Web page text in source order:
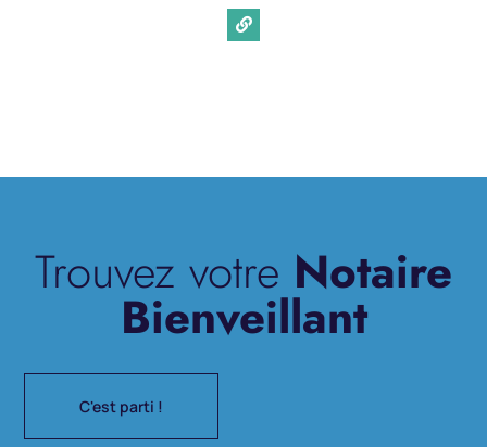
Entreprise
Trouvez votre Notaire
Bienveillant
C'est parti !